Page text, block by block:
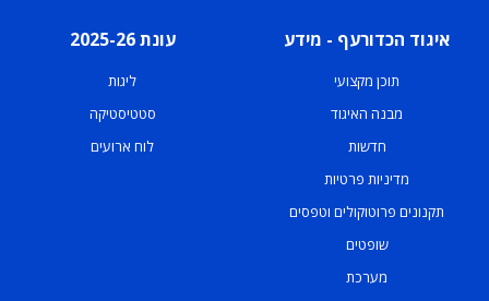
איגוד הכדורעף - מידע
תוכן מקצועי
מבנה האיגוד
חדשות
מדיניות פרטיות
תקנונים פרוטוקולים וטפסים
שופטים
מערכת
עונת 2025-26
ליגות
סטטיסטיקה
לוח ארועים